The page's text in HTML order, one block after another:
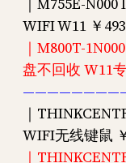
WIFI W11 ￥
｜M800T-
盘不回收 W11
｜
WIFI无线键鼠
｜